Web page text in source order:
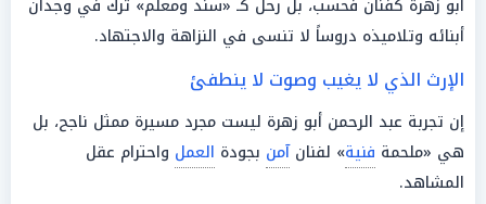
أبو زهرة كفنان فحسب، بل رحل كـ «سند ومعلم» ترك في وجدان
أبنائه وتلاميذه دروساً لا تنسى في النزاهة والاجتهاد.
الإرث الذي لا يغيب وصوت لا ينطفئ
إن تجربة عبد الرحمن أبو زهرة ليست مجرد مسيرة ممثل ناجح، بل
هي «ملحمة فنية» لفنانآمن بجودة العمل واحترام عقل
المشاهد.